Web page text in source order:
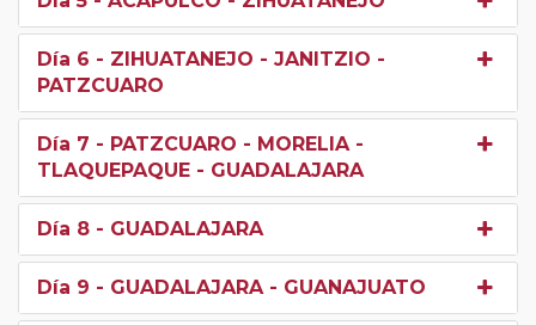
Día 6 - ZIHUATANEJO - JANITZIO -
PATZCUARO
Día 7 - PATZCUARO - MORELIA -
TLAQUEPAQUE - GUADALAJARA
Día 8 - GUADALAJARA
Día 9 - GUADALAJARA - GUANAJUATO